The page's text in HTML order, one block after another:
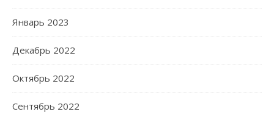
Январь 2023
Декабрь 2022
Октябрь 2022
Сентябрь 2022